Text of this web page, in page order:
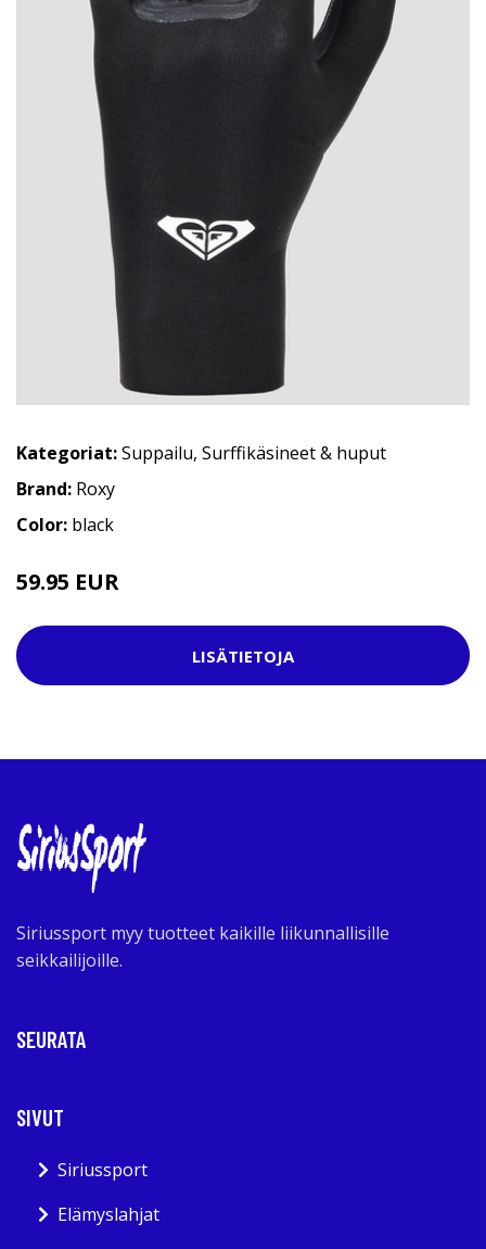
Kategoriat:Suppailu, Surffikäsineet & huput
Brand: Roxy
Color: black
59.95 EUR
LISÄTIETOJA
Siriussport myy tuotteet kaikille liikunnallisille
seikkailijoille.
SEURATA
SIVUT
Siriussport
Elämyslahjat